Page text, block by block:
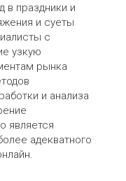
в праздники и
и суеты
с
узкую
рынка
и анализа
является
адекватного